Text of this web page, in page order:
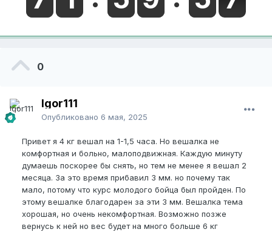
0
Igor111
Опубликовано 6 мая, 2025
Привет я 4 кг вешал на 1-1,5 часа. Но вешалка не
комфортная и больно, малоподвижная. Каждую минуту
думаешь поскорее бы снять, но тем не менее я вешал 2
месяца. За это время прибавил 3 мм. но почему так
мало, потому что курс молодого бойца был пройден. По
этому вешалке благодарен за эти 3 мм. Вешалка тема
хорошая, но очень некомфортная. Возможно позже
вернусь к ней но вес будет на много больше 6 кг